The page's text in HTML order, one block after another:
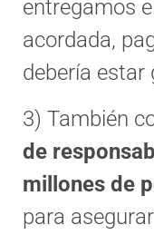
entregamos
acordada,
debería estar
3) También
de
millones de
para